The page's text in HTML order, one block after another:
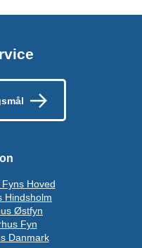
Hoved
Hindsholm
Østfyn
Fyn
Danmark